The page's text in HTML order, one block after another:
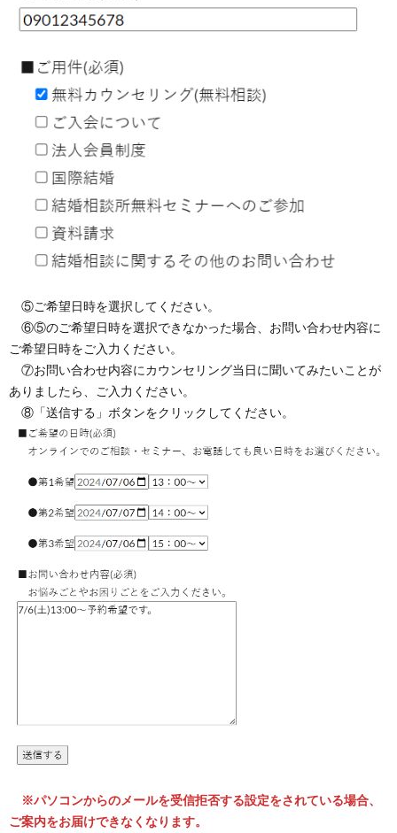
⑤ご希望日時を選択してください。
⑥⑤のご希望日時を選択できなかった場合、お問い合わせ内容に
ご希望日時をご入力ください。
⑦お問い合わせ内容にカウンセリング当日に聞いてみたいことが
ありましたら、ご入力ください。
⑧「送信する」ボタンをクリックしてください。
※パソコンからのメールを受信拒否する設定をされている場合、
ご案内をお届けできなくなります。